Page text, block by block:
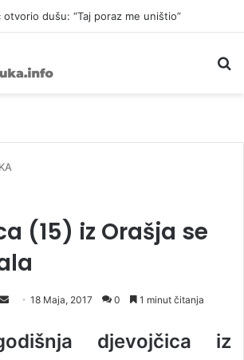
dušu: “Taj poraz me uništio”
(15) iz Orašja se
n
18 Maja, 2017 0 1 minut čitanja
djevojčica iz